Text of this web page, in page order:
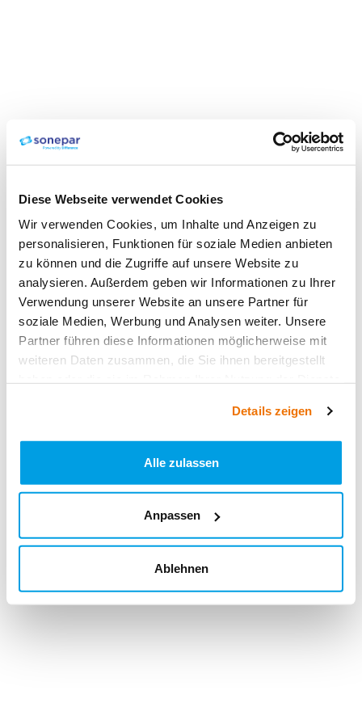
Diese Webseite verwendet Cookies
Wir verwenden Cookies, um Inhalte und Anzeigen zu
personalisieren, Funktionen für soziale Medien anbieten
zu können und die Zugriffe auf unsere Website zu
analysieren. Außerdem geben wir Informationen zu Ihrer
Verwendung unserer Website an unsere Partner für
soziale Medien, Werbung und Analysen weiter. Unsere
Partner führen diese Informationen möglicherweise mit
weiteren Daten zusammen, die Sie ihnen bereitgestellt
Details zeigen
Alle zulassen
Anpassen
Ablehnen